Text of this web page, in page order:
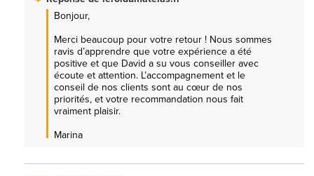
Bonjour,
Merci beaucoup pour votre retour ! Nous sommes
ravis d’apprendre que votre expérience a été
positive et que David a su vous conseiller avec
écoute et attention. L’accompagnement et le
conseil de nos clients sont au cœur de nos
priorités, et votre recommandation nous fait
vraiment plaisir.
Marina